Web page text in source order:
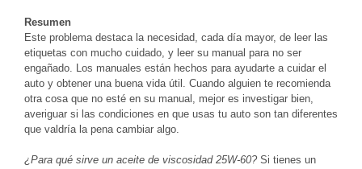
Resumen
Este problema destaca la necesidad, cada día mayor, de leer las
etiquetas con mucho cuidado, y leer su manual para no ser
engañado. Los manuales están hechos para ayudarte a cuidar el
auto y obtener una buena vida útil. Cuando alguien te recomienda
otra cosa que no esté en su manual, mejor es investigar bien,
averiguar si las condiciones en que usas tu auto son tan diferentes
que valdría la pena cambiar algo.
¿Para qué sirve un aceite de viscosidad 25W-60?Si tienes un